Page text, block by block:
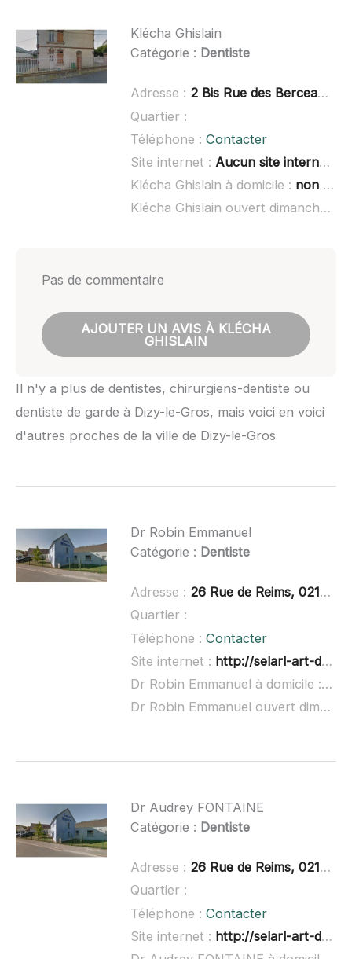
Klécha Ghislain
Catégorie : Dentiste
Adresse : 2 Bis Rue des Berceaux, 02340 Dizy-le-Gros
Quartier :
Téléphone : Contacter
Site internet : Aucun site internet connu
Klécha Ghislain à domicile : non renseigné
Klécha Ghislain ouvert dimanche :
Pas de commentaire
AJOUTER UN AVIS À KLÉCHA
GHISLAIN
Il n'y a plus de dentistes, chirurgiens-dentiste ou
dentiste de garde à Dizy-le-Gros, mais voici en voici
d'autres proches de la ville de Dizy-le-Gros
Dr Robin Emmanuel
Catégorie : Dentiste
Adresse : 26 Rue de Reims, 02150 Sissonne
Quartier :
Téléphone : Contacter
Site internet : http://selarl-art-dentaire.chirurgiens-dentistes.fr/
Dr Robin Emmanuel à domicile :non
Dr Robin Emmanuel ouvert dimanche :
Dr Audrey FONTAINE
Catégorie : Dentiste
Adresse : 26 Rue de Reims, 02150 Sissonne
Quartier :
Téléphone : Contacter
Site internet : http://selarl-art-dentaire.chirurgiens-dentistes.fr/